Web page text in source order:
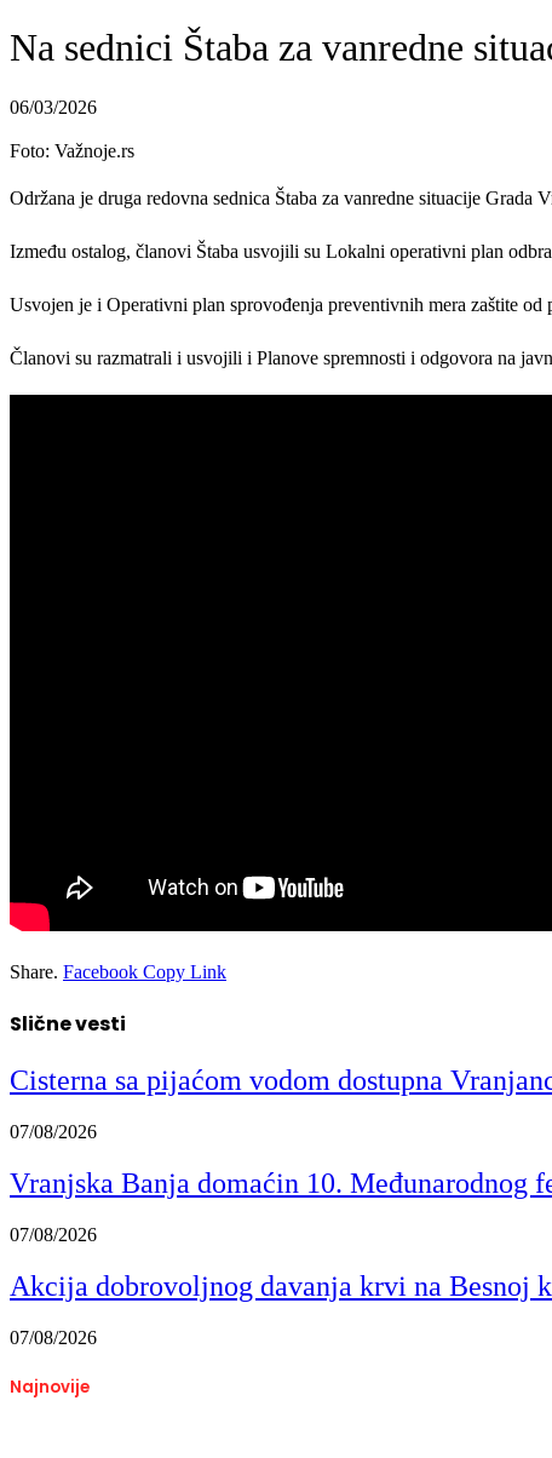
Na sednici Štaba za vanredne
06/03/2026
Foto: Važnoje.rs
Održana je druga redovna sednica Štaba za vanredne situacije Grada
Između ostalog, članovi Štaba usvojili su Lokalni operativni plan
Usvojen je i Operativni plan sprovođenja preventivnih mera zaštite
Članovi su razmatrali i usvojili i Planove spremnosti i odgovora na
Share. Facebook Copy Link
Slične vesti
Cisterna sa pijaćom vodom dostupna
07/08/2026
Vranjska Banja domaćin 10. Međunarodnog
07/08/2026
Akcija dobrovoljnog davanja krvi na Besnoj
07/08/2026
Najnovije